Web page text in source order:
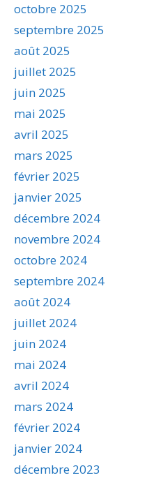
octobre 2025
septembre 2025
août 2025
juillet 2025
juin 2025
mai 2025
avril 2025
mars 2025
février 2025
janvier 2025
décembre 2024
novembre 2024
octobre 2024
septembre 2024
août 2024
juillet 2024
juin 2024
mai 2024
avril 2024
mars 2024
février 2024
janvier 2024
décembre 2023